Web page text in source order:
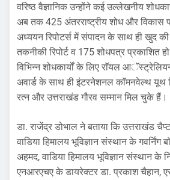
वरिष्ठ वैज्ञानिक उन्होंने कई उल्लेखनीय
अब तक 425 अंतरराष्ट्रीय शोध और विकास
अध्ययन रिपोटर्स में संपादन के साथ ही खुद
तकनीकी रिपोर्ट व 175 शोधपत्र प्रकाशित
विभिन्न शोधकार्यों के लिए राॅयल
अवार्ड के साथ ही इंटरनेशनल काॅमनवेल्थ यूथ
रत्न और उत्तराखंड गौरव सम्मान मिल चुके हैं।
डा. राजेंद्र डोभाल ने बताया कि उत्तराखंड
वाडिया हिमालय भूविज्ञान संस्थान के
अहमद, वाडिया हिमालय भूविज्ञान संस्थान के
एनआरएचए के डायरेक्टर डा. प्रकाश चैहान,